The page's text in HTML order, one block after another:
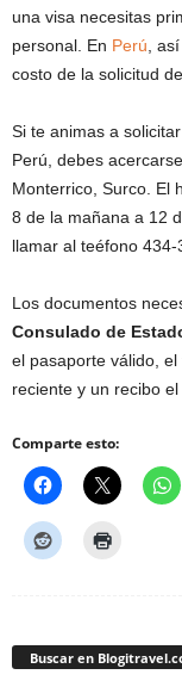
una visa necesitas
personal. En Perú ,
costo de la solicitud
Si te animas a
Perú, debes
Monterrico, Surco. El
8 de la mañana a 12
llamar al teéfono 434-
Los documentos
Consulado de
el pasaporte válido,
reciente y un recibo
Comparte esto:
Buscar en